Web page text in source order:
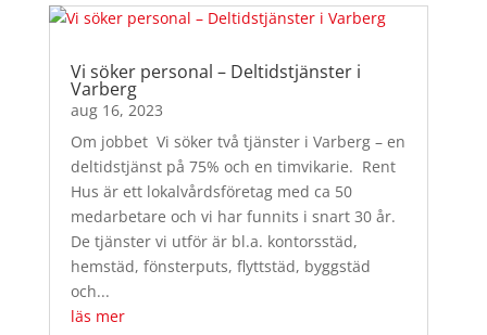
Vi söker personal – Deltidstjänster i
Varberg
aug 16, 2023
Om jobbet Vi söker två tjänster i Varberg – en
deltidstjänst på 75% och en timvikarie. Rent
Hus är ett lokalvårdsföretag med ca 50
medarbetare och vi har funnits i snart 30 år.
De tjänster vi utför är bl.a. kontorsstäd,
hemstäd, fönsterputs, flyttstäd, byggstäd
och...
läs mer